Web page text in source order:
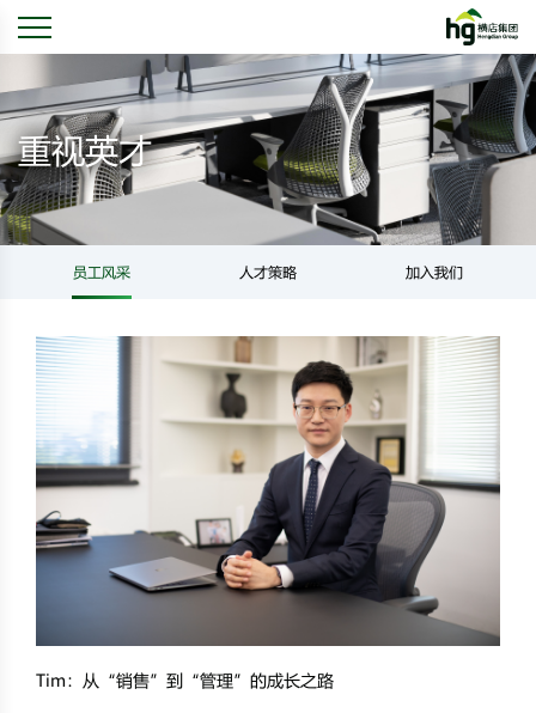
重视英才
员工风采 人才策略 加入我们
Tim：从“销售”到“管理”的成长之路